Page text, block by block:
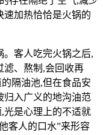
速加热恰恰是火锅的
客人吃完火锅之后,
滤、熬制,会回收再
隔油池,但在食品安
归入广义的地沟油范
光是心理上的不适就
客人的口水”来形容